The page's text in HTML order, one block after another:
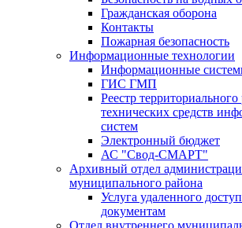
Гражданская оборона
Контакты
Пожарная безопасность
Информационные технологии
Информационные
ГИС ГМП
Реестр
технических средств
систем
Электронный бюджет
АС "Свод-СМАРТ"
Архивный отдел
муниципального района
Услуга удаленного
документам
Отдел внутреннего